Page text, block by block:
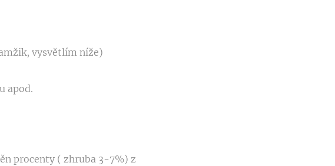
vysvětlím níže)
apod.
procenty ( zhruba 3-7%) z